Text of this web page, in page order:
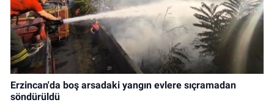
Erzincan'da boş arsadaki yangın evlere sıçramadan
söndürüldü